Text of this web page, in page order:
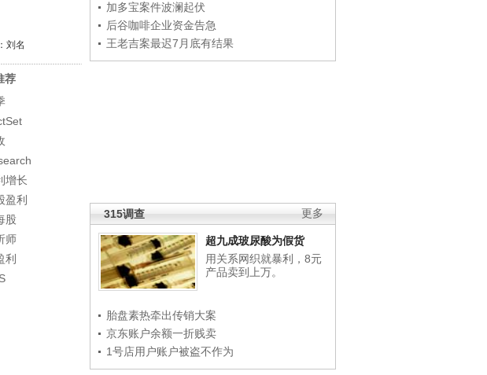
加多宝案件波澜起伏
后谷咖啡企业资金告急
王老吉案最迟7月底有结果
更多
315调查
超九成玻尿酸为假货
用关系网织就暴利，8元
产品卖到上万。
胎盘素热牵出传销大案
京东账户余额一折贱卖
1号店用户账户被盗不作为
刘名
荐
增长
盈利
股
师
利